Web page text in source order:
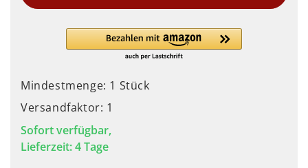
Mindestmenge: 1 Stück
Versandfaktor: 1
Sofort verfügbar,
Lieferzeit: 4 Tage